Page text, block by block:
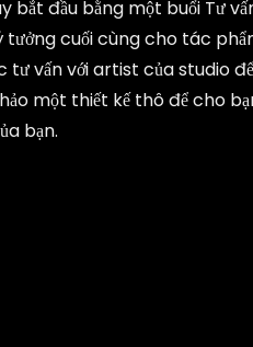
bắt đầu bằng một buổi Tư
tưởng cuối cùng cho tác
tư vấn với artist của studio
một thiết kế thô để cho
bạn.